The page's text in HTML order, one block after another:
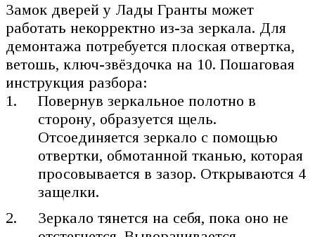
Замок дверей у Лады Гранты может
работать некорректно из-за зеркала. Для
демонтажа потребуется плоская отвертка,
ветошь, ключ-звёздочка на 10. Пошаговая
инструкция разбора:
Повернув зеркальное полотно в
сторону, образуется щель.
Отсоединяется зеркало с помощью
отвертки, обмотанной тканью, которая
просовывается в зазор. Открываются 4
защелки.
Зеркало тянется на себя, пока оно не